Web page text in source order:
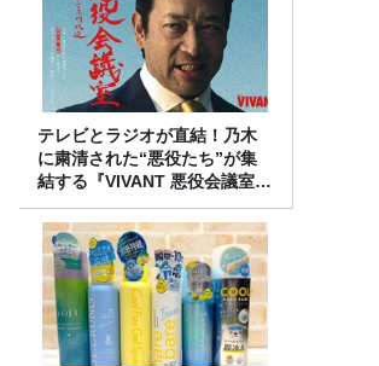
テレビとラジオが直結！乃木
に粛清された“悪役たち”が集
結する『VIVANT 悪役会議室』
7/26(日)23時スタート！